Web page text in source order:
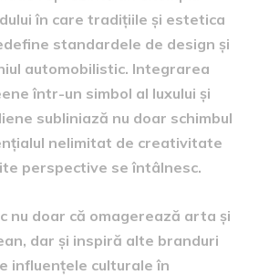
în care tradițiile și estetica
standardele de design și
automobilistic. Integrarea
într-un simbol al luxului și
subliniază nu doar schimbul
nelimitat de creativitate
perspective se întâlnesc.
nu doar că omagerează arta și
dar și inspiră alte branduri
influențele culturale în